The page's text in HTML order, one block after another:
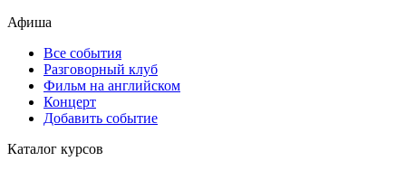
Афиша
Все события
Разговорный клуб
Фильм на английском
Концерт
Добавить событие
Каталог курсов